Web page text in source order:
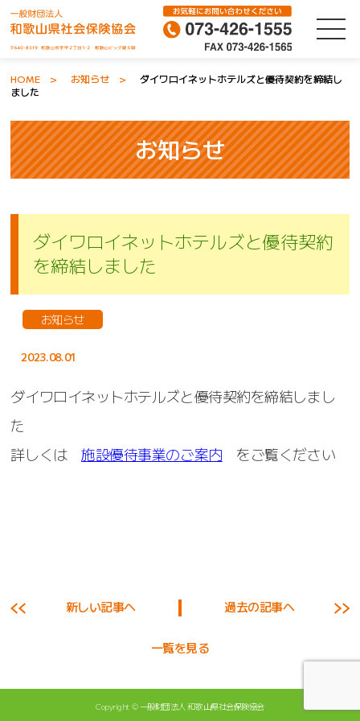
HOME お知らせ
ダイワロイネットホテルズと優待契約を締結し
ました
お知らせ
ダイワロイネットホテルズと優待契約
を締結しました
お知らせ
2023.08.01
ダイワロイネットホテルズと優待契約を締結しまし
た
詳しくは施設優待事業のご案内 をご覧ください
新しい記事へ
一覧を見る
過去の記事へ
Copyright © 一般財団法人 和歌山県社会保険協会